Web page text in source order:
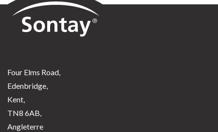
Four Elms Road,
Edenbridge,
Kent,
TN8 6AB,
Angleterre